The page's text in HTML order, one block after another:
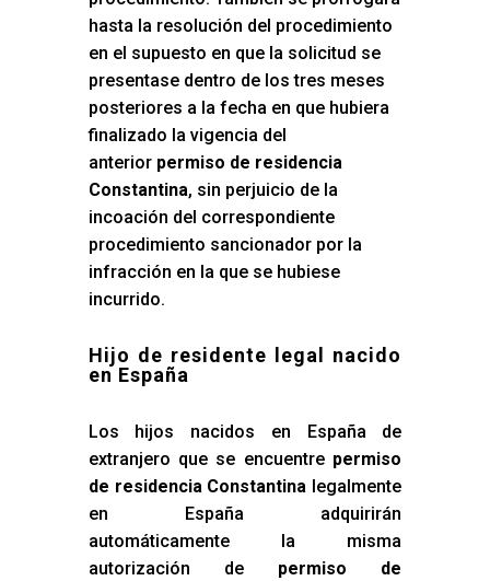
hasta la resolución del procedimiento
en el supuesto en que la solicitud se
presentase dentro de los tres meses
posteriores a la fecha en que hubiera
finalizado la vigencia del
anterior permiso de residencia
Constantina, sin perjuicio de la
incoación del correspondiente
procedimiento sancionador por la
infracción en la que se hubiese
incurrido.
Hijo de residente legal nacido
en España
Los hijos nacidos en España de
extranjero que se encuentre permiso
de residencia Constantina legalmente
en España adquirirán
automáticamente la misma
autorización de permiso de